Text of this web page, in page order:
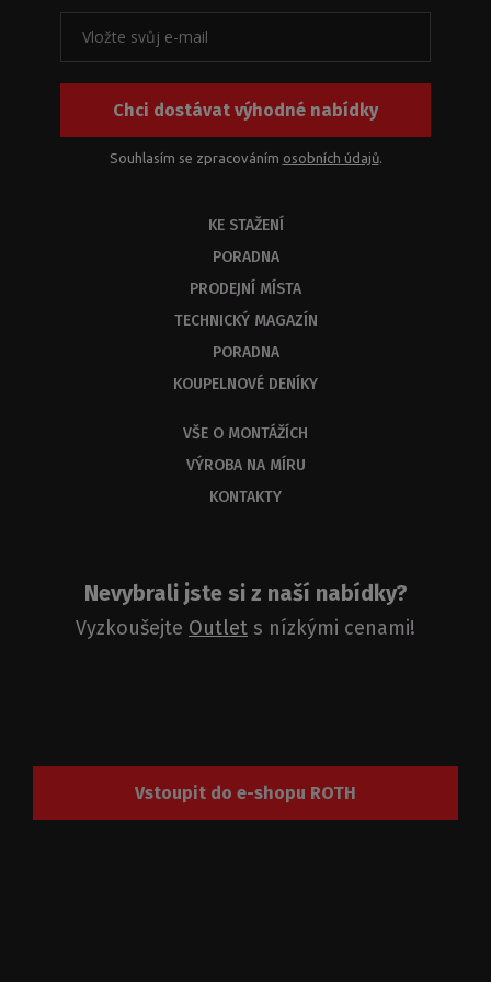
našim
produktům
nebo
kombinací.
Chci dostávat výhodné nabídky
Souhlasím se zpracováním osobních údajů.
KE STAŽENÍ
PORADNA
PRODEJNÍ MÍSTA
TECHNICKÝ MAGAZÍN
PORADNA
KOUPELNOVÉ DENÍKY
VŠE O MONTÁŽÍCH
VÝROBA NA MÍRU
KONTAKTY
Nevybrali jste si z naší nabídky?
Vyzkoušejte Outlet s nízkými cenami!
Vstoupit do e-shopu ROTH